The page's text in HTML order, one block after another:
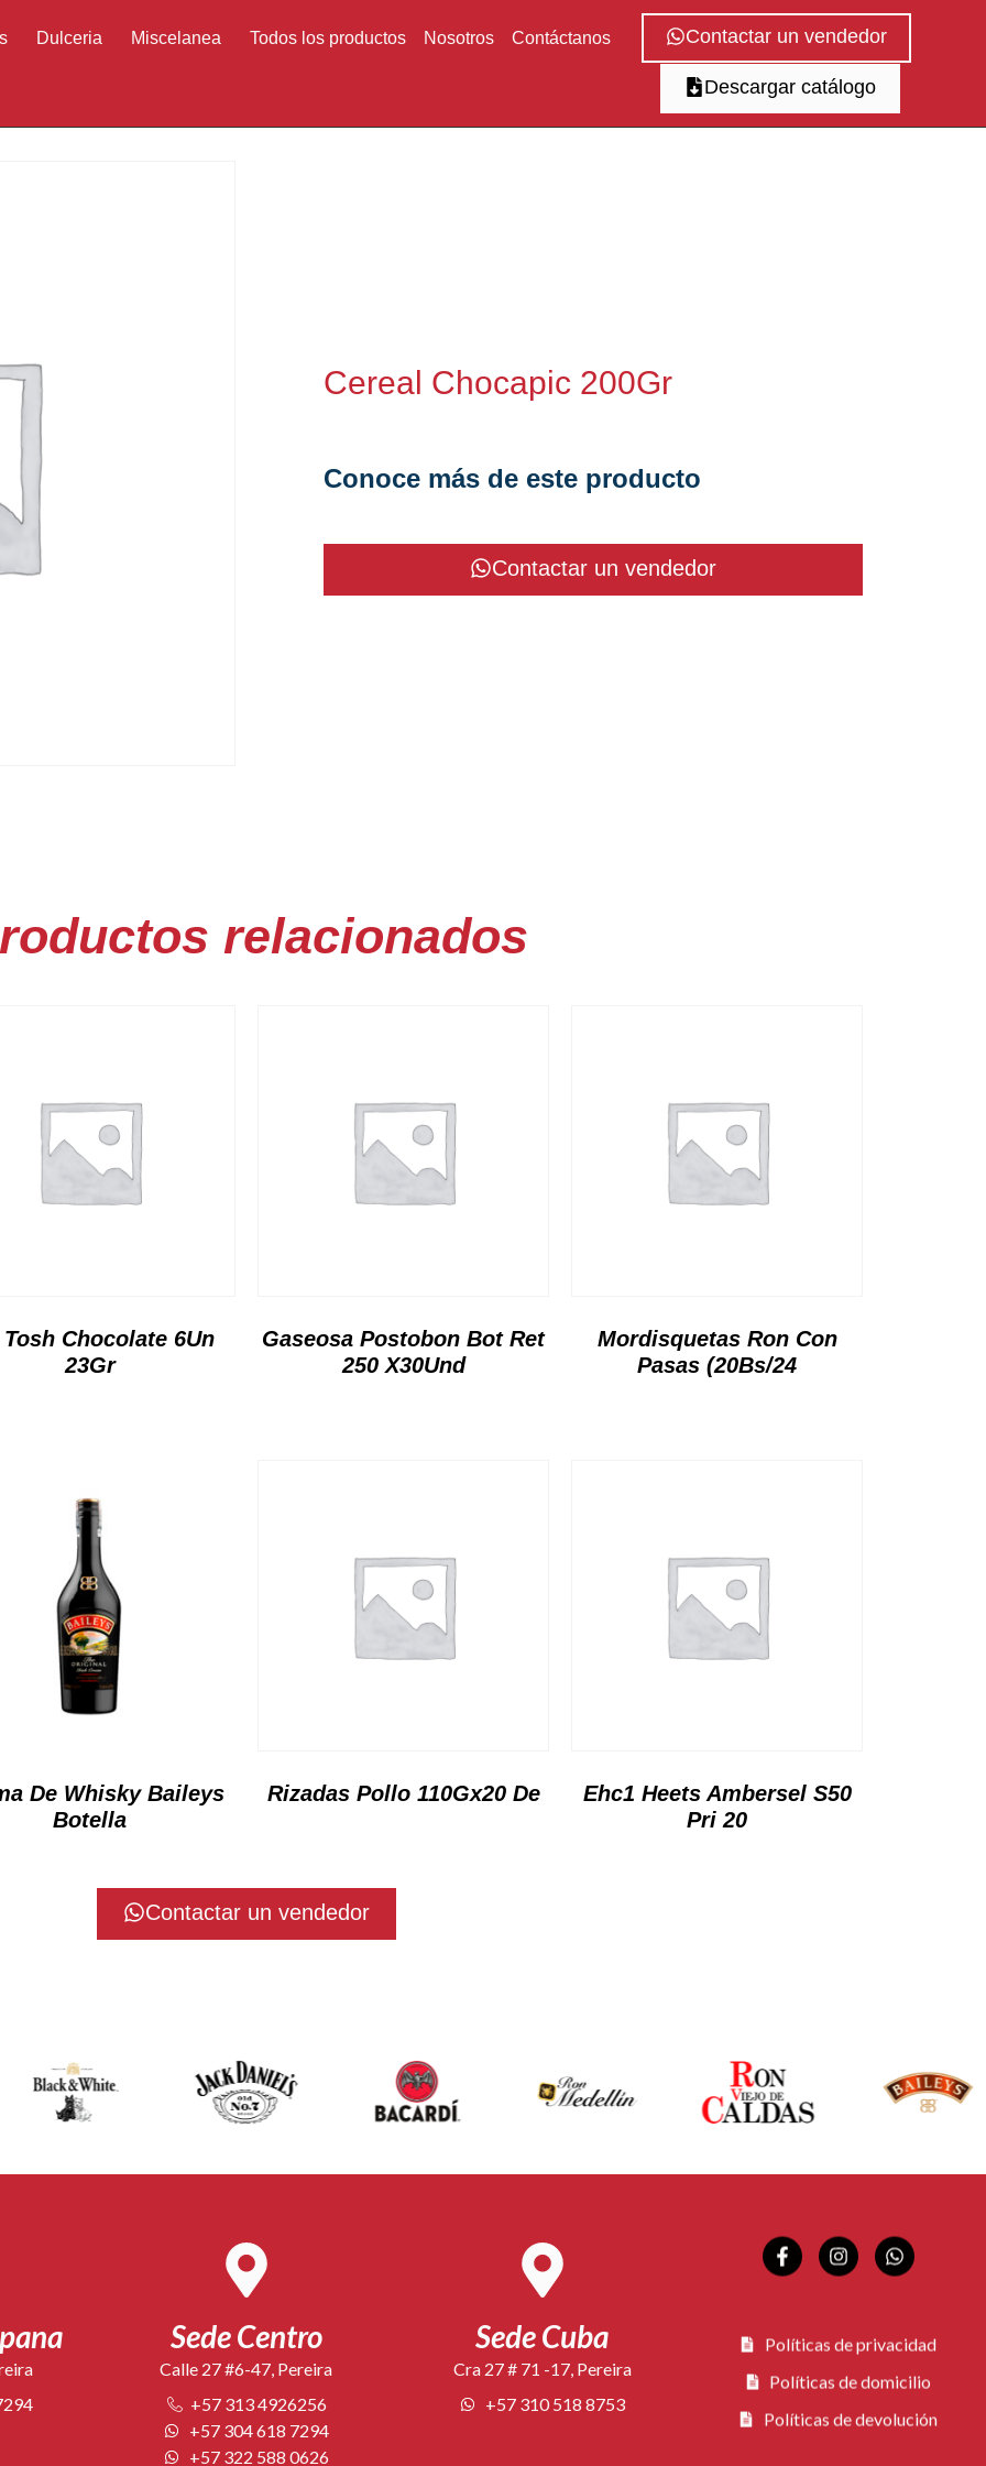
Dulceria Miscelanea Todos los productos Nosotros Contáctanos Contactar un vendedor
Descargar catálogo
Cereal Chocapic 200Gr
Conoce más de este producto
Contactar un vendedor
relacionados
Chocolate 6Un
23Gr
Gaseosa Postobon Bot Ret
250 X30Und
Mordisquetas Ron Con
Pasas (20Bs/24
De Whisky Baileys
Botella
Rizadas Pollo 110Gx20 De
Ehc1 Heets Ambersel S50
Pri 20
Contactar un vendedor
Sede Centro
Calle 27 #6-47, Pereira
+57 313 4926256
+57 304 618 7294
+57 322 588 0626
Sede Cuba
Cra 27 # 71 -17, Pereira
+57 310 518 8753
Políticas de privacidad
Políticas de domicilio
Políticas de devolución